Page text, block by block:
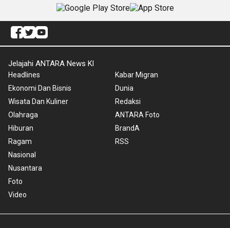
Jelajahi ANTARA News Kl
Headlines
Ekonomi Dan Bisnis
Wisata Dan Kuliner
Olahraga
Hiburan
Ragam
Nasional
Nusantara
Foto
Video
Kabar Migran
Dunia
Redaksi
ANTARA Foto
BrandA
RSS